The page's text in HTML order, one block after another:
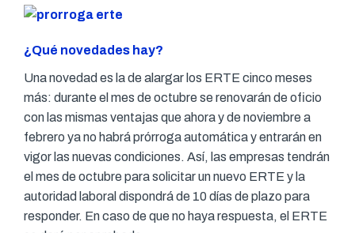
¿Qué novedades hay?
Una novedad es la de alargar los ERTE cinco meses
más: durante el mes de octubre se renovarán de oficio
con las mismas ventajas que ahora y de noviembre a
febrero ya no habrá prórroga automática y entrarán en
vigor las nuevas condiciones. Así, las empresas tendrán
el mes de octubre para solicitar un nuevo ERTE y la
autoridad laboral dispondrá de 10 días de plazo para
responder. En caso de que no haya respuesta, el ERTE